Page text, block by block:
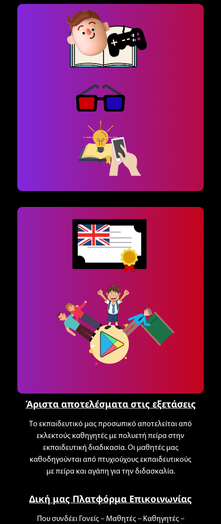
Άριστα αποτελέσματα στις εξετάσεις
Το εκπαιδευτικό μας προσωπικό αποτελείται από
εκλεκτούς καθηγητές με πολυετή πείρα στην
εκπαιδευτική διαδικασία. Οι μαθητές μας
καθοδηγούνται από πτυχιούχους εκπαιδευτικούς
με πείρα και αγάπη για την διδασκαλία.
Δική μας Πλατφόρμα Επικοινωνίας
Που συνδέει Γονείς – Μαθητές – Καθηγητές –